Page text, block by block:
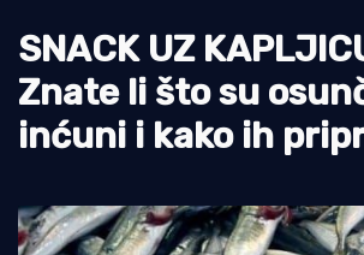
Pomorstvo
Ribolov
Ekologija
SNACK UZ
Znate li što su
inćuni i kako ih